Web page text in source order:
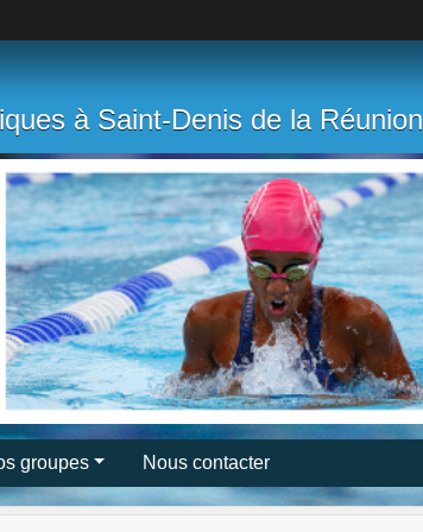
à Saint-Denis de la Réunion
groupes Nous contacter